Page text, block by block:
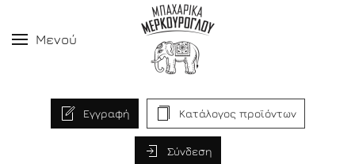
Μενού
Εγγραφή Κατάλογος προϊόντων
Σύνδεση